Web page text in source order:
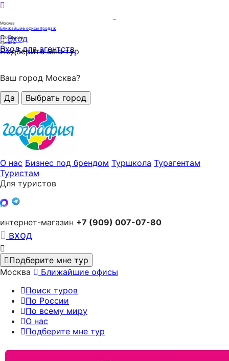
Москва
Ближайшие офисы продаж
320офисов
продаж
Вход
Вход для агентств
Подберите мне тур
Ваш город Москва?
Да
Выбрать город
О нас Бизнес под брендом Туршкола Турагентам
Туристам
Для туристов
интернет-магазин +7 (909) 007-07-80
вход
Подберите мне тур
Москва
Ближайшие офисы
Поиск туров
По России
По всему миру
О нас
Подберите мне тур